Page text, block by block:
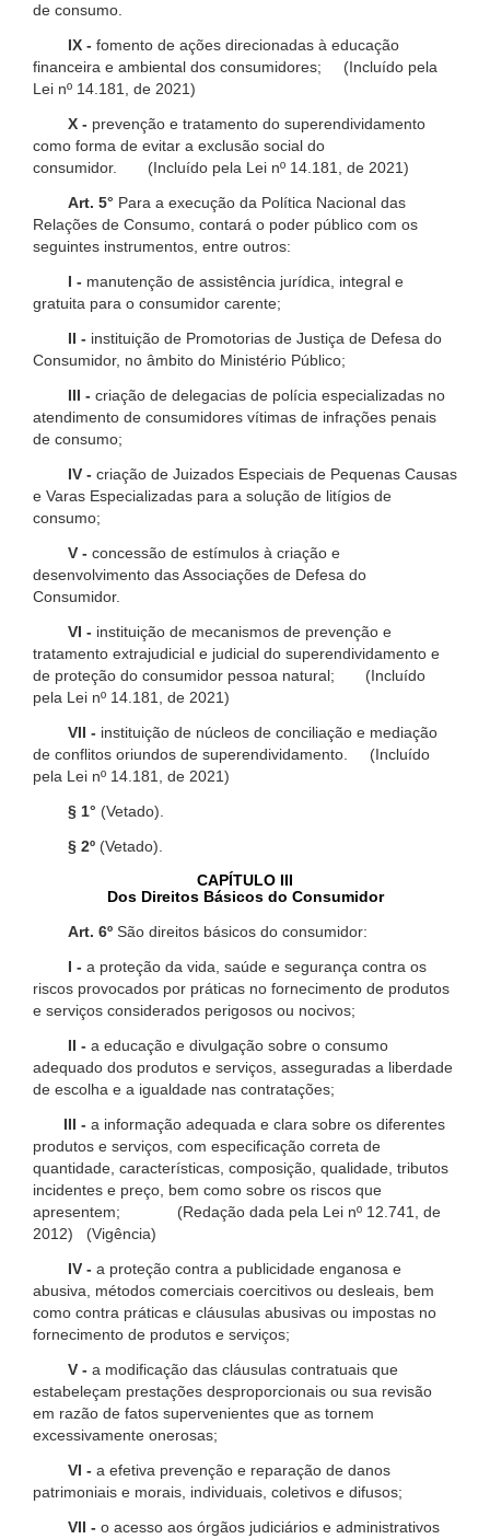
de consumo.
IX - fomento de ações direcionadas à educação
financeira e ambiental dos consumidores; (Incluído pela
Lei nº 14.181, de 2021)
X - prevenção e tratamento do superendividamento
como forma de evitar a exclusão social do
consumidor. (Incluído pela Lei nº 14.181, de 2021)
Art. 5° Para a execução da Política Nacional das
Relações de Consumo, contará o poder público com os
seguintes instrumentos, entre outros:
I - manutenção de assistência jurídica, integral e
gratuita para o consumidor carente;
II - instituição de Promotorias de Justiça de Defesa do
Consumidor, no âmbito do Ministério Público;
III - criação de delegacias de polícia especializadas no
atendimento de consumidores vítimas de infrações penais
de consumo;
IV - criação de Juizados Especiais de Pequenas Causas
e Varas Especializadas para a solução de litígios de
consumo;
V - concessão de estímulos à criação e
desenvolvimento das Associações de Defesa do
Consumidor.
VI - instituição de mecanismos de prevenção e
tratamento extrajudicial e judicial do superendividamento e
de proteção do consumidor pessoa natural; (Incluído
pela Lei nº 14.181, de 2021)
VII - instituição de núcleos de conciliação e mediação
de conflitos oriundos de superendividamento. (Incluído
pela Lei nº 14.181, de 2021)
§ 1° (Vetado).
§ 2º (Vetado).
CAPÍTULO III
Dos Direitos Básicos do Consumidor
Art. 6º São direitos básicos do consumidor:
I - a proteção da vida, saúde e segurança contra os
riscos provocados por práticas no fornecimento de produtos
e serviços considerados perigosos ou nocivos;
II - a educação e divulgação sobre o consumo
adequado dos produtos e serviços, asseguradas a liberdade
de escolha e a igualdade nas contratações;
III - a informação adequada e clara sobre os diferentes
produtos e serviços, com especificação correta de
quantidade, características, composição, qualidade, tributos
incidentes e preço, bem como sobre os riscos que
apresentem; (Redação dada pela Lei nº 12.741, de
2012) (Vigência)
IV - a proteção contra a publicidade enganosa e
abusiva, métodos comerciais coercitivos ou desleais, bem
como contra práticas e cláusulas abusivas ou impostas no
fornecimento de produtos e serviços;
V - a modificação das cláusulas contratuais que
estabeleçam prestações desproporcionais ou sua revisão
em razão de fatos supervenientes que as tornem
excessivamente onerosas;
VI - a efetiva prevenção e reparação de danos
patrimoniais e morais, individuais, coletivos e difusos;
VII - o acesso aos órgãos judiciários e administrativos